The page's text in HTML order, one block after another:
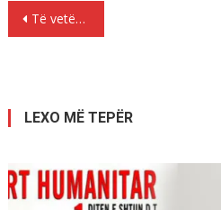
Lëvizje
Të vetëpunësuarit në krizë, 16 mijë prej tyre dalin të papunë, rrezikohen edhe të tjerë…
LEXO MË TEPËR